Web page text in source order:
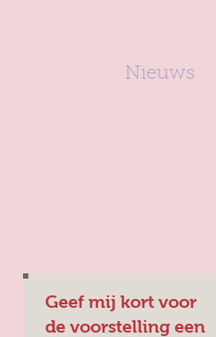
Nieuws
Geef mij kort voor
de voorstelling een